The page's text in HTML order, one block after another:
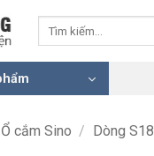
cắm Sino / Dòng S18